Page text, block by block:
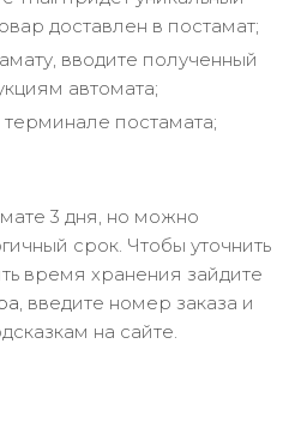
доставлен в постамат;
вводите полученный
автомата;
терминале постамата;
3 дня, но можно
срок. Чтобы уточнить
время хранения зайдите
, введите номер заказа и
на сайте.